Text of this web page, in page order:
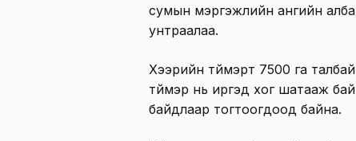
сумын мэргэжлийн ангийн
унтраалаа.
Хээрийн түймэрт 7500 га
түймэр нь иргэд хог шатааж
байдлаар тогтоогдоод байна.